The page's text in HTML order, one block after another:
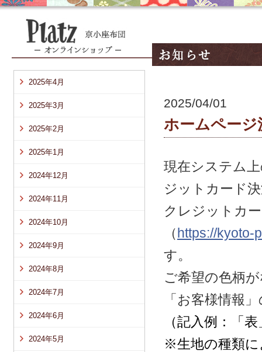
2025年4月
2025年3月
2025年2月
2025年1月
2024年12月
2024年11月
2024年10月
2024年9月
2024年8月
2024年7月
2024年6月
2024年5月
2025/04/01
ホームペー
現在システム
ジットカード
クレジットカ
（https://kyoto-
す。
ご希望の色柄
「お客様情報
（記入例：「
※生地の種類に